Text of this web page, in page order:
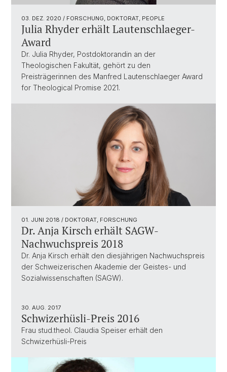
03. DEZ. 2020 / FORSCHUNG, DOKTORAT, PEOPLE
Julia Rhyder erhält Lautenschlaeger-
Award
Dr. Julia Rhyder, Postdoktorandin an der
Theologischen Fakultät, gehört zu den
Preisträgerinnen des Manfred Lautenschlaeger Award
for Theological Promise 2021.
01. JUNI 2018 / DOKTORAT, FORSCHUNG
Dr. Anja Kirsch erhält SAGW-
Nachwuchspreis 2018
Dr. Anja Kirsch erhält den diesjährigen Nachwuchspreis
der Schweizerischen Akademie der Geistes- und
Sozialwissenschaften (SAGW).
30. AUG. 2017
Schwizerhüsli-Preis 2016
Frau stud.theol. Claudia Speiser erhält den
Schwizerhüsli-Preis